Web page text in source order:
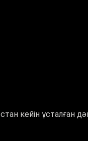
кейін ұсталған